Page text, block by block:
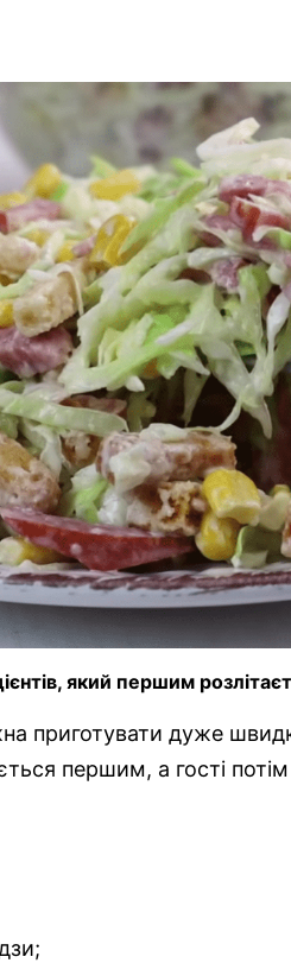
який першим
приготувати дуже
першим, а гості